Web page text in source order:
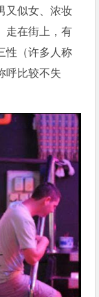
又似女、浓妆
走在街上，有
性（许多人称
呼比较不失